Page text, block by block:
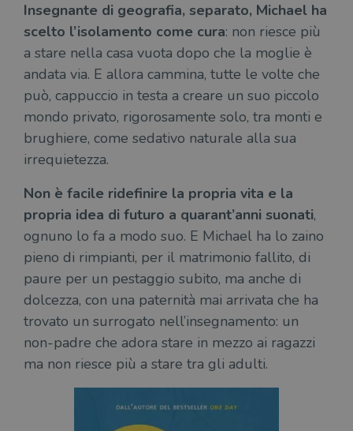
Insegnante di geografia, separato, Michael ha
scelto l’isolamento come cura: non riesce più
a stare nella casa vuota dopo che la moglie è
andata via. E allora cammina, tutte le volte che
può, cappuccio in testa a creare un suo piccolo
mondo privato, rigorosamente solo, tra monti e
brughiere, come sedativo naturale alla sua
irrequietezza.
Non è facile ridefinire la propria vita e la
propria idea di futuro a quarant’anni suonati,
ognuno lo fa a modo suo. E Michael ha lo zaino
pieno di rimpianti, per il matrimonio fallito, di
paure per un pestaggio subito, ma anche di
dolcezza, con una paternità mai arrivata che ha
trovato un surrogato nell’insegnamento: un
non-padre che adora stare in mezzo ai ragazzi
ma non riesce più a stare tra gli adulti.